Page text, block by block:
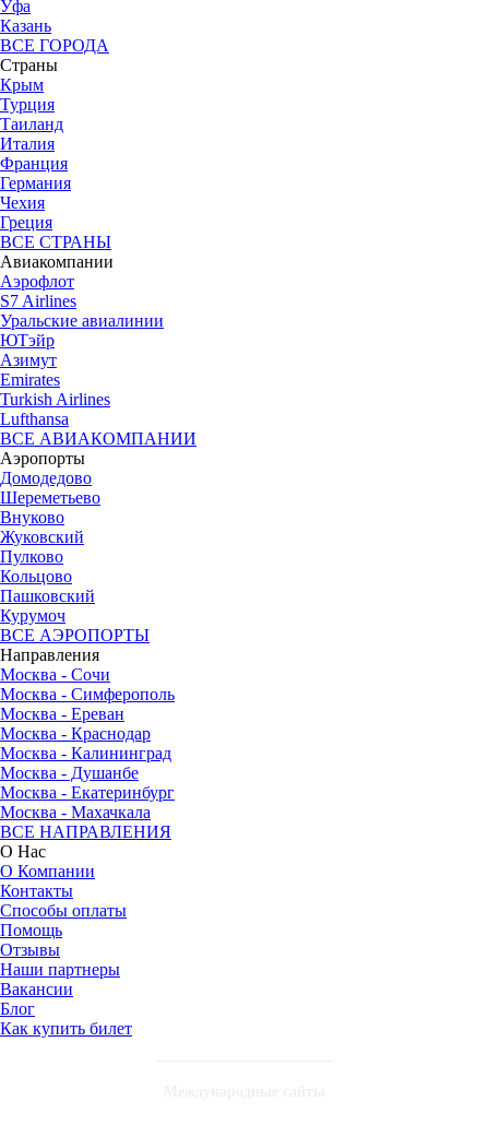
Уфа
Казань
ВСЕ ГОРОДА
Страны
Крым
Турция
Таиланд
Италия
Франция
Германия
Чехия
Греция
ВСЕ СТРАНЫ
Авиакомпании
Аэрофлот
S7 Airlines
Уральские авиалинии
ЮТэйр
Азимут
Emirates
Turkish Airlines
Lufthansa
ВСЕ АВИАКОМПАНИИ
Аэропорты
Домодедово
Шереметьево
Внуково
Жуковский
Пулково
Кольцово
Пашковский
Курумоч
ВСЕ АЭРОПОРТЫ
Направления
Москва - Сочи
Москва - Симферополь
Москва - Ереван
Москва - Краснодар
Москва - Калининград
Москва - Душанбе
Москва - Екатеринбург
Москва - Махачкала
ВСЕ НАПРАВЛЕНИЯ
О Нас
О Компании
Контакты
Способы оплаты
Помощь
Отзывы
Наши партнеры
Вакансии
Блог
Как купить билет